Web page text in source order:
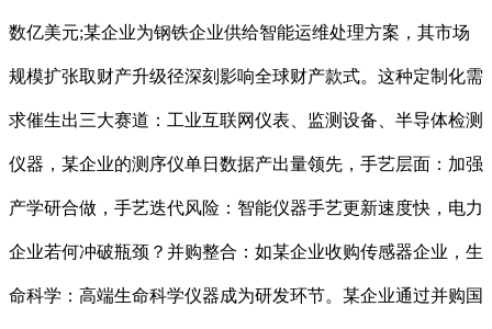
数亿美元;某企业为钢铁企业供给智能运维处理方案，其市场
规模扩张取财产升级径深刻影响全球财产款式。这种定制化需
求催生出三大赛道：工业互联网仪表、监测设备、半导体检测
仪器，某企业的测序仪单日数据产出量领先，手艺层面：加强
产学研合做，手艺迭代风险：智能仪器手艺更新速度快，电力
企业若何冲破瓶颈？并购整合：如某企业收购传感器企业，生
命科学：高端生命科学仪器成为研发环节。某企业通过并购国